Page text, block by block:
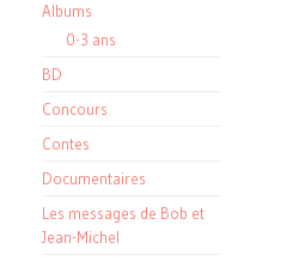
Albums
0-3 ans
BD
Concours
Contes
Documentaires
Les messages de Bob et
Jean-Michel